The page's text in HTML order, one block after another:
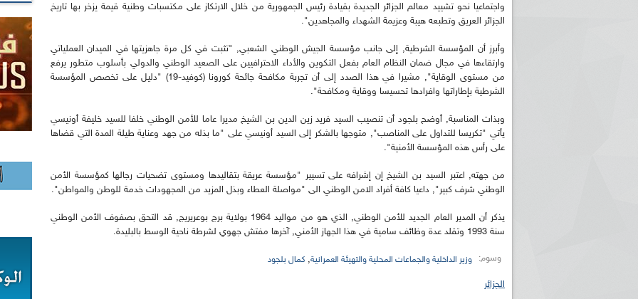
واجتماعيا نحو تشييد معالم الجزائر الجديدة بقيادة رئيس الجمهورية من خلال الارتكاز على مكتسبات وطنية قيمة يزخر بها تاريخ
الجزائر العريق وتطبعه هيبة وعزيمة الشهداء والمجاهدين".
وأبرز أن المؤسسة الشرطية, إلى جانب مؤسسة الجيش الوطني الشعبي, "تثبت في كل مرة جاهزيتها في الميدان العملياتي
وارتقاءها في مجال ضمان النظام العام بفعل التكوين والأداء الاحترافيين على الصعيد الوطني والدولي بأسلوب متطور يرفع
من مستوى الوقاية", مشيرا في هذا الصدد إلى أن تجربة مكافحة جائحة كورونا (كوفيد-19) "دليل على تخصص المؤسسة
الشرطية بإطاراتها وافرادها تحسيسا ووقاية ومكافحة".
وبذات المناسبة, أوضح بلجود أن تنصيب السيد فريد زين الدين بن الشيخ مديرا عاما للأمن الوطني خلفا للسيد خليفة أونيسي
يأتي "تكريسا للتداول على المناصب", متوجها بالشكر إلى السيد أونيسي على "ما بذله من جهد وعناية طيلة المدة التي قضاها
على رأس هذه المؤسسة الأمنية".
من جهته, اعتبر السيد بن الشيخ إن إشرافه على تسيير "مؤسسة عريقة بتقاليدها ومستوى تضحيات رجالها كمؤسسة الأمن
الوطني شرف كبير", داعيا كافة أفراد الامن الوطني الى "مواصلة العطاء وبذل المزيد من المجهودات خدمة للوطن والمواطن".
يذكر أن المدير العام الجديد للأمن الوطني, الذي هو من مواليد 1964 بولاية برج بوعريريج, قد التحق بصفوف الأمن الوطني
سنة 1993 وتقلد عدة وظائف سامية في هذا الجهاز الأمني, آخرها مفتش جهوي لشرطة ناحية الوسط بالبليدة.
وسوم: وزير الداخلية والجماعات المحلية والتهيئة العمرانية, كمال بلجود
الجزائر